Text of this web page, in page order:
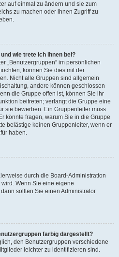
auf einmal zu ändern und sie zum
zu machen oder ihnen Zugriff zu
wie trete ich ihnen bei?
„Benutzergruppen“ im persönlichen
können Sie dies mit der
Nicht alle Gruppen sind allgemein
andere können geschlossen
die Gruppe offen ist, können Sie ihr
beitreten; verlangt die Gruppe eine
sie bewerben. Ein Gruppenleiter muss
könnte fragen, warum Sie in die Gruppe
belästige keinen Gruppenleiter, wenn er
haben.
durch die Board-Administration
Wenn Sie eine eigene
sollten Sie einen Administrator
farbig dargestellt?
den Benutzergruppen verschiedene
leichter zu identifizieren sind.